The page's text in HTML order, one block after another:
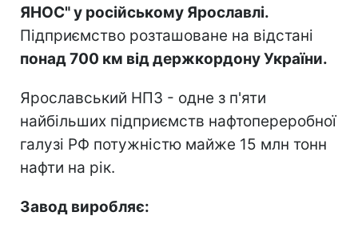
ЯНОС" у російському Ярославлі.
Підприємство розташоване на відстані
понад 700 км від держкордону України.
Ярославський НПЗ - одне з п'яти
найбільших підприємств нафтопереробної
галузі РФ потужністю майже 15 млн тонн
нафти на рік.
Завод виробляє: